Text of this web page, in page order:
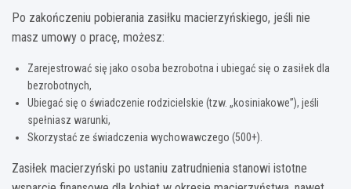
Po zakończeniu pobierania zasiłku macierzyńskiego, jeśli nie
masz umowy o pracę, możesz:
Zarejestrować się jako osoba bezrobotna i ubiegać się o zasiłek dla
bezrobotnych,
Ubiegać się o świadczenie rodzicielskie (tzw. „kosiniakowe”), jeśli
spełniasz warunki,
Skorzystać ze świadczenia wychowawczego (500+).
Zasiłek macierzyński po ustaniu zatrudnienia stanowi istotne